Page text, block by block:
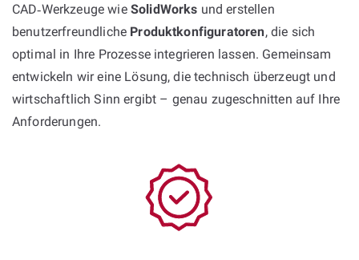
CAD‑Werkzeuge wie SolidWorks und erstellen
benutzerfreundliche Produktkonfiguratoren, die sich
optimal in Ihre Prozesse integrieren lassen. Gemeinsam
entwickeln wir eine Lösung, die technisch überzeugt und
wirtschaftlich Sinn ergibt – genau zugeschnitten auf Ihre
Anforderungen.